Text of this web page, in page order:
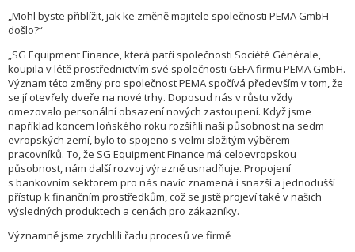
„Mohl byste přiblížit, jak ke změně majitele společnosti PEMA GmbH
došlo?“
„SG Equipment Finance, která patří společnosti Société Générale,
koupila v létě prostřednictvím své společnosti GEFA firmu PEMA GmbH.
Význam této změny pro společnost PEMA spočívá především v tom, že
se jí otevřely dveře na nové trhy. Doposud nás v růstu vždy
omezovalo personální obsazení nových zastoupení. Když jsme
například koncem loňského roku rozšířili naši působnost na sedm
evropských zemí, bylo to spojeno s velmi složitým výběrem
pracovníků. To, že SG Equipment Finance má celoevropskou
působnost, nám další rozvoj výrazně usnadňuje. Propojení
s bankovním sektorem pro nás navíc znamená i snazší a jednodušší
přístup k finančním prostředkům, což se jistě projeví také v našich
výsledných produktech a cenách pro zákazníky.
Významně jsme zrychlili řadu procesů ve firmě